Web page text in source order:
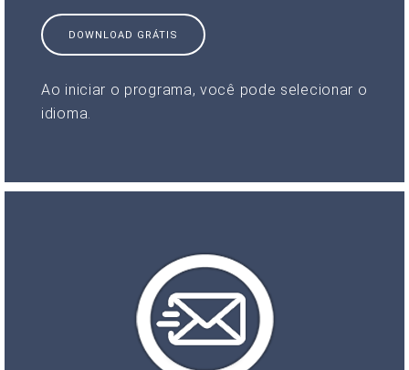
DOWNLOAD GRÁTIS
Ao iniciar o programa, você pode selecionar o
idioma.